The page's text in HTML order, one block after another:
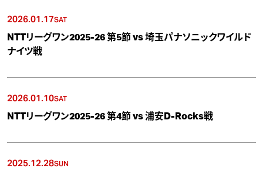
2026.01.17SAT
NTTリーグワン2025-26 第5節 vs 埼玉パナソニックワイルド
ナイツ戦
2026.01.10SAT
NTTリーグワン2025-26 第4節 vs 浦安D-Rocks戦
2025.12.28SUN